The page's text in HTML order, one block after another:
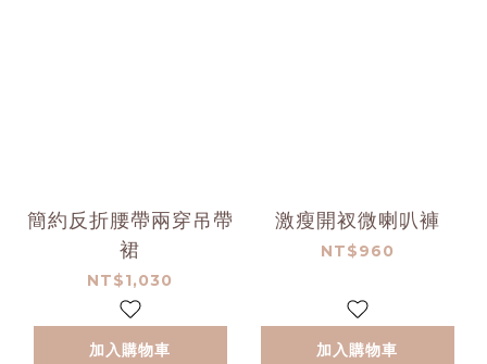
簡約反折腰帶兩穿吊帶
裙
NT$1,030
加入購物車
激瘦開衩微喇叭褲
NT$960
加入購物車